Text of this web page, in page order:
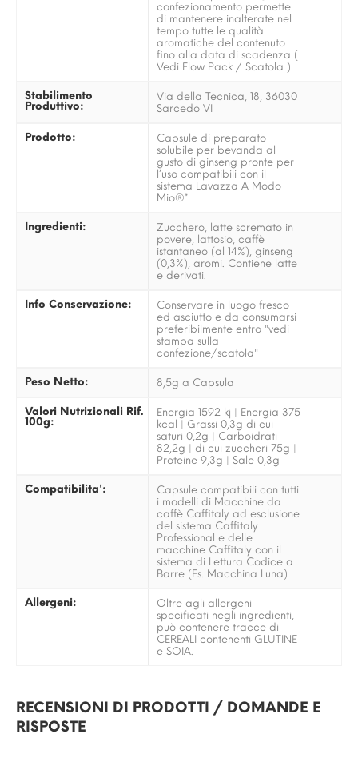
confezionamento permette
di mantenere inalterate nel
tempo tutte le qualità
aromatiche del contenuto
fino alla data di scadenza (
Vedi Flow Pack / Scatola )
Stabilimento
Produttivo:
Via della Tecnica, 18, 36030
Sarcedo VI
Prodotto:
Capsule di preparato
solubile per bevanda al
gusto di ginseng pronte per
l’uso compatibili con il
sistema Lavazza A Modo
Mio®*
Ingredienti:
Zucchero, latte scremato in
povere, lattosio, caffè
istantaneo (al 14%), ginseng
(0,3%), aromi. Contiene latte
e derivati.
Info Conservazione:
Conservare in luogo fresco
ed asciutto e da consumarsi
preferibilmente entro "vedi
stampa sulla
confezione/scatola"
Peso Netto: 8,5g a Capsula
Valori Nutrizionali Rif.
100g:
Energia 1592 kj | Energia 375
kcal | Grassi 0,3g di cui
saturi 0,2g | Carboidrati
82,2g | di cui zuccheri 75g |
Proteine 9,3g | Sale 0,3g
Compatibilita':
Capsule compatibili con tutti
i modelli di Macchine da
caffè Caffitaly ad esclusione
del sistema Caffitaly
Professional e delle
macchine Caffitaly con il
sistema di Lettura Codice a
Barre (Es. Macchina Luna)
Allergeni:
Oltre agli allergeni
specificati negli ingredienti,
può contenere tracce di
CEREALI contenenti GLUTINE
e SOIA.
RECENSIONI DI PRODOTTI / DOMANDE E
RISPOSTE